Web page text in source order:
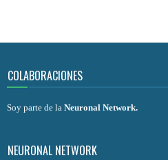
COLABORACIONES
Soy parte de la Neuronal Network.
NEURONAL NETWORK